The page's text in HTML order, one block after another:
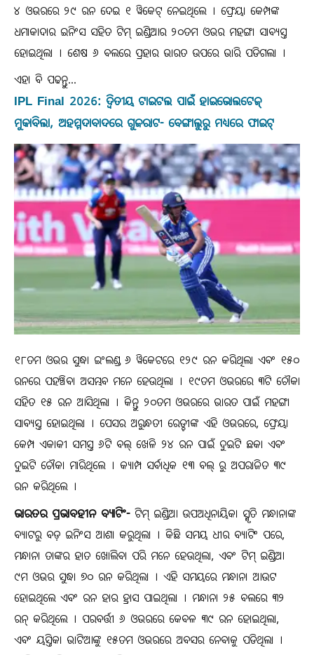
୪ ଓଭରରେ ୨୯ ରନ ଦେଇ ୧ ୱିକେଟ୍ ନେଇଥିଲେ । ଫ୍ରେୟା କେମ୍ପଙ୍କ
ଧମାକାଦାର ଇନିଂସ ସହିତ ଟିମ୍ ଇଣ୍ଡିଆର ୨୦ତମ ଓଭର ମହଙ୍ଗା ସାବ୍ୟସ୍ତ
ହୋଇଥିଲା । ଶେଷ ୬ ବଲରେ ପ୍ରହାର ଭାରତ ଉପରେ ଭାରି ପଡିଗଲା ।
ଏହା ବି ପଢନ୍ତୁ...
IPL Final 2026: ଦ୍ୱିତୀୟ ଟାଇଟଲ ପାଇଁ ହାଇଭୋଲଟେଜ୍
ମୁକାବିଲା, ଅହମ୍ମଦାବାଦରେ ଗୁଜରାଟ- ବେଙ୍ଗାଲୁରୁ ମଧ୍ୟରେ ଫାଇଟ୍
୧୮ତମ ଓଭର ସୁଦ୍ଧା ଇଂଲଣ୍ଡ ୬ ୱିକେଟରେ ୧୨୯ ରନ କରିଥିଲା ଏବଂ ୧୫୦
ରନରେ ପହଞ୍ଚିବା ଅସମ୍ଭବ ମନେ ହେଉଥିଲା । ୧୯ତମ ଓଭରରେ ୩ଟି ଚୌକା
ସହିତ ୧୫ ରନ ଆସିଥିଲା । କିନ୍ତୁ ୨୦ତମ ଓଭରରେ ଭାରତ ପାଇଁ ମହଙ୍ଗା
ସାବ୍ୟସ୍ତ ହୋଇଥିଲା । ପେସର ଅରୁନ୍ଧତୀ ରେଡ୍ଡୀଙ୍କ ଏହି ଓଭରରେ, ଫ୍ରେୟା
କେମ୍ପ ଏକାକୀ ସମସ୍ତ ୬ଟି ବଲ୍ ଖେଳି ୨୪ ରନ ପାଇଁ ଦୁଇଟି ଛକା ଏବଂ
ଦୁଇଟି ଚୌକା ମାରିଥିଲେ । କ୍ୟାମ୍ପ ସର୍ବାଧିକ ୧୩ ବଲ୍ ରୁ ଅପରାଜିତ ୩୯
ରନ କରିଥିଲେ ।
ଭାରତର ପ୍ରଭାବହୀନ ବ୍ୟାଟିଂ- ଟିମ୍ ଇଣ୍ଡିଆ ଉପଅଧିନାୟିକା ସ୍ମୃତି ମନ୍ଧାନାଙ୍କ
ବ୍ୟାଟରୁ ବଡ଼ ଇନିଂସ ଆଶା କରୁଥିଲା । କିଛି ସମୟ ଧୀର ବ୍ୟାଟିଂ ପରେ,
ମନ୍ଧାନା ତାଙ୍କର ହାତ ଖୋଲିବା ପରି ମନେ ହେଉଥିଲା, ଏବଂ ଟିମ୍ ଇଣ୍ଡିଆ
୯ମ ଓଭର ସୁଦ୍ଧା ୭୦ ରନ କରିଥିଲା । ଏହି ସମୟରେ ମନ୍ଧାନା ଆଉଟ
ହୋଇଥିଲେ ଏବଂ ରନ ହାର ହ୍ରାସ ପାଇଥିଲା । ମନ୍ଧାନା ୨୫ ବଲରେ ୩୨
ରନ୍ କରିଥିଲେ । ପରବର୍ତ୍ତୀ ୬ ଓଭରରେ କେବଳ ୩୯ ରନ ହୋଇଥିଲା,
ଏବଂ ୟସ୍ତିକା ଭାଟିଆଙ୍କୁ ୧୫ତମ ଓଭରରେ ଅବସର ନେବାକୁ ପଡିଥିଲା ।